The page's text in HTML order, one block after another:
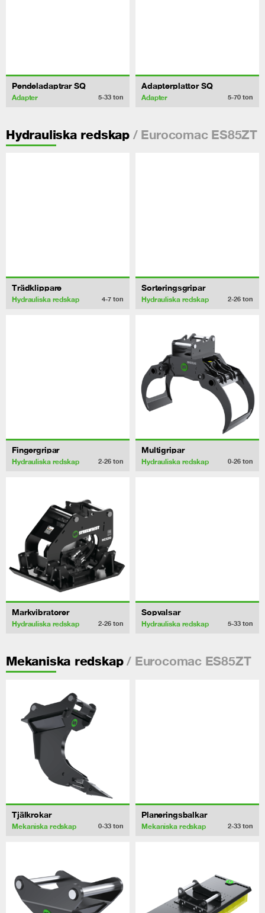
Pendeladaptrar SQ
Adapter 5-33 ton
Adapterplattor SQ
Adapter 5-70 ton
Hydrauliska redskap/ Eurocomac ES85ZT
Trädklippare
Hydrauliska redskap 4-7 ton
Sorteringsgripar
Hydrauliska redskap 2-26 ton
Fingergripar
Hydrauliska redskap 2-26 ton
Multigripar
Hydrauliska redskap 0-26 ton
Markvibratorer
Hydrauliska redskap 2-26 ton
Sopvalsar
Hydrauliska redskap 5-33 ton
Mekaniska redskap/ Eurocomac ES85ZT
Tjälkrokar
Mekaniska redskap 0-33 ton
Planeringsbalkar
Mekaniska redskap 2-33 ton